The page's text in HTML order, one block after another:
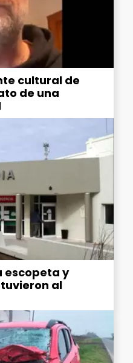
cultural de
de una
escopeta y
al